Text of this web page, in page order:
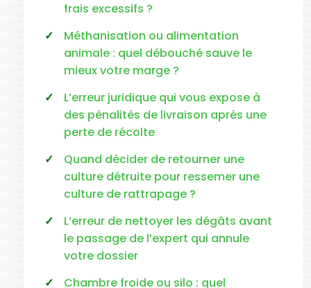
frais excessifs ?
Méthanisation ou alimentation
animale : quel débouché sauve le
mieux votre marge ?
L’erreur juridique qui vous expose à
des pénalités de livraison après une
perte de récolte
Quand décider de retourner une
culture détruite pour ressemer une
culture de rattrapage ?
L’erreur de nettoyer les dégâts avant
le passage de l’expert qui annule
votre dossier
Chambre froide ou silo : quel